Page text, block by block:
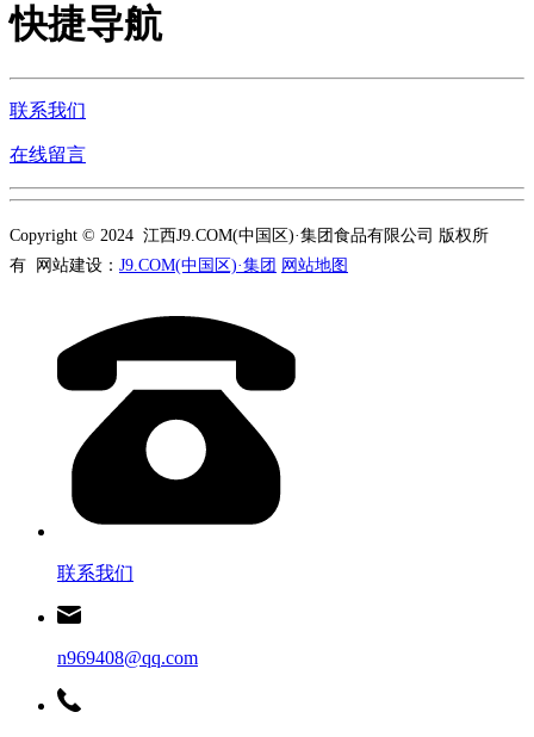
快捷导航
联系我们
在线留言
Copyright © 2024 江西J9.COM(中国区)·集团食品有限公司 版权所
有 网站建设： J9.COM(中国区)·集团 网站地图
联系我们
n969408@qq.com